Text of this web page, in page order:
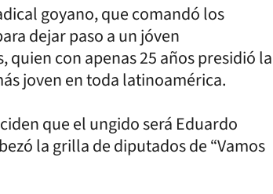
goyano, que comandó los
dejar paso a un jóven
quien con apenas 25 años presidió la
joven en toda latinoamérica.
que el ungido será Eduardo
la grilla de diputados de “Vamos